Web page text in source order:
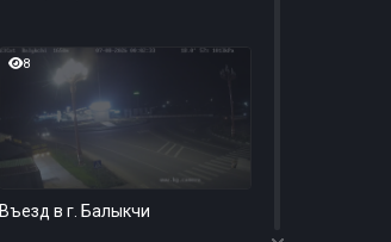
8
Въезд в г. Балыкчи